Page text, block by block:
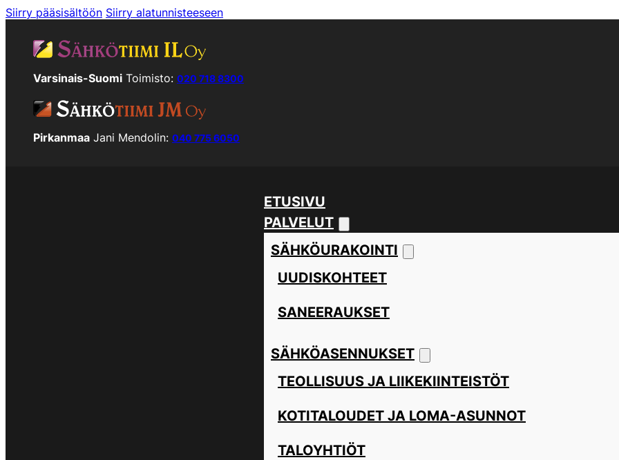
Siirry pääsisältöön Siirry alatunnisteeseen
Varsinais-Suomi Toimisto: 020 718 8300
Pirkanmaa Jani Mendolin: 040 775 6050
ETUSIVU
PALVELUT
SÄHKÖURAKOINTI
UUDISKOHTEET
SANEERAUKSET
SÄHKÖASENNUKSET
TEOLLISUUS JA LIIKEKIINTEISTÖT
KOTITALOUDET JA LOMA-ASUNNOT
TALOYHTIÖT